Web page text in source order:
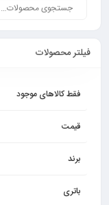
فیلتر محصولات
فقط کالاهای موجود
قیمت
برند
باتری